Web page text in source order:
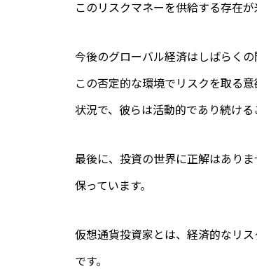
このリスクマネーを供給する存在
今後のグローバル経済はしばらくの
この否定的な環境でリスクを取る
状況で、彼らは活動的であり続ける
最後に、投資の世界に正解はあり
保っています。
仮想通貨投資家とは、経済的なリ
です。